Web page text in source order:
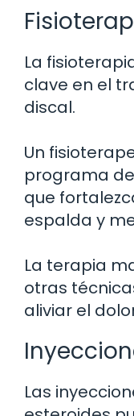
La
clave en el
discal.
Un
programa
que
espalda y
La terapia
otras
aliviar el
Las